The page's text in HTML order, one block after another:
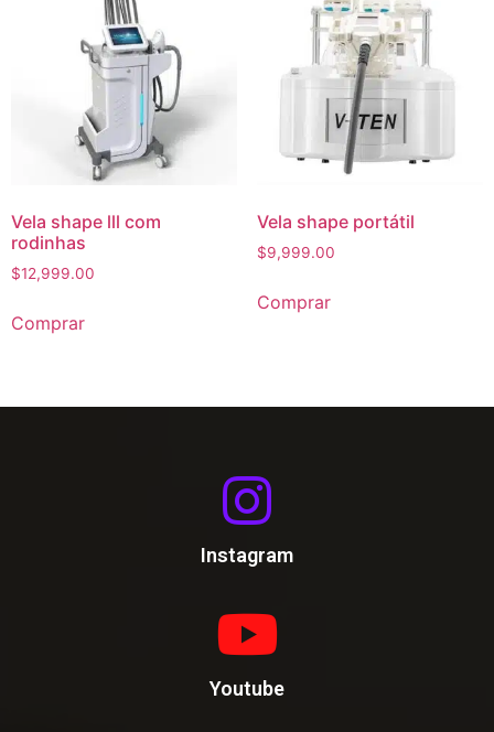
Vela shape lll com
rodinhas
$12,999.00
Comprar
Vela shape portátil
$9,999.00
Comprar
Instagram
Youtube